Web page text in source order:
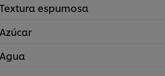
Textura espumosa
Azúcar
Agua